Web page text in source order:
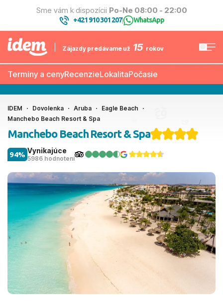
Sme vám k dispozícii Po-Ne 08:00 - 22:00
+421 910 301 207| WhatsApp
Zájazdy predávame už 15 rokov
Termíny a cenyRecenzieLokalitaPočasie
IDEM Dovolenka Aruba
Eagle Beach
Manchebo Beach Resort & Spa
Manchebo Beach Resort & Spa
Vynikajúce
5986 hodnotení
94%